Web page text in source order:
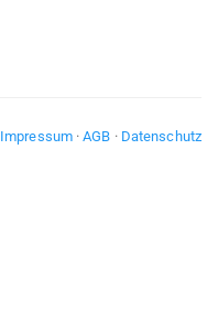
Impressum·AGB · Datenschutz